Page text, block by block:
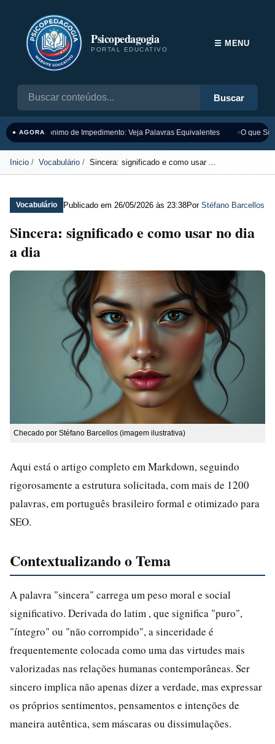
Psicopedagogia
PORTAL EDUCATIVO
Buscar
☰ MENU
● AGORASinônimo de Impedimento: Veja Palavras Equivalentes O que
Inicio Vocabulário Sincera: significado e como usar ...
Vocabulário Publicado em 26/05/2026 às 23:38Por Stéfano Barcellos
Sincera: significado e como usar no dia
a dia
Checado por Stéfano Barcellos (imagem ilustrativa)
Aqui está o artigo completo em Markdown, seguindo
rigorosamente a estrutura solicitada, com mais de 1200
palavras, em português brasileiro formal e otimizado para
SEO.
Contextualizando o Tema
A palavra "sincera" carrega um peso moral e social
significativo. Derivada do latim , que significa "puro",
"íntegro" ou "não corrompido", a sinceridade é
frequentemente colocada como uma das virtudes mais
valorizadas nas relações humanas contemporâneas. Ser
sincero implica não apenas dizer a verdade, mas expressar
os próprios sentimentos, pensamentos e intenções de
maneira autêntica, sem máscaras ou dissimulações.